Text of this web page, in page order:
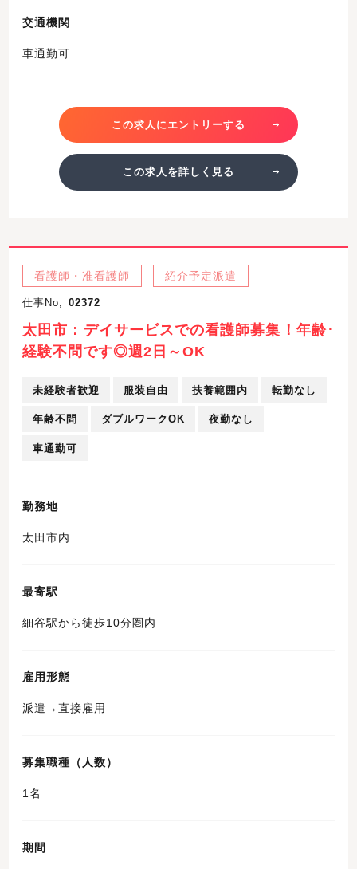
交通機関
車通勤可
この求人にエントリーする
この求人を詳しく見る
看護師・准看護師 紹介予定派遣
仕事No, 02372
太田市：デイサービスでの看護師募集！年齢･
経験不問です◎週2日～OK
未経験者歓迎 服装自由 扶養範囲内 転勤なし
年齢不問 ダブルワークOK 夜勤なし
車通勤可
勤務地
太田市内
最寄駅
細谷駅から徒歩10分圏内
雇用形態
派遣→直接雇用
募集職種（人数）
1名
期間